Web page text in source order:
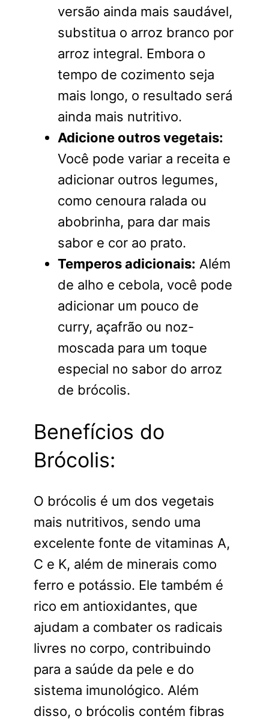
versão ainda mais saudável,
substitua o arroz branco por
arroz integral. Embora o
tempo de cozimento seja
mais longo, o resultado será
ainda mais nutritivo.
Adicione outros vegetais:
Você pode variar a receita e
adicionar outros legumes,
como cenoura ralada ou
abobrinha, para dar mais
sabor e cor ao prato.
Temperos adicionais: Além
de alho e cebola, você pode
adicionar um pouco de
curry, açafrão ou noz-
moscada para um toque
especial no sabor do arroz
de brócolis.
Benefícios do
Brócolis:
O brócolis é um dos vegetais
mais nutritivos, sendo uma
excelente fonte de vitaminas A,
C e K, além de minerais como
ferro e potássio. Ele também é
rico em antioxidantes, que
ajudam a combater os radicais
livres no corpo, contribuindo
para a saúde da pele e do
sistema imunológico. Além
disso, o brócolis contém fibras